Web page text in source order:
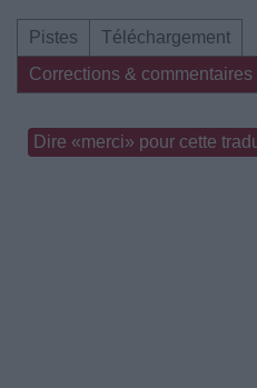
Pistes
Téléchargement
Corrections & commentaires
Dire «merci» pour cette